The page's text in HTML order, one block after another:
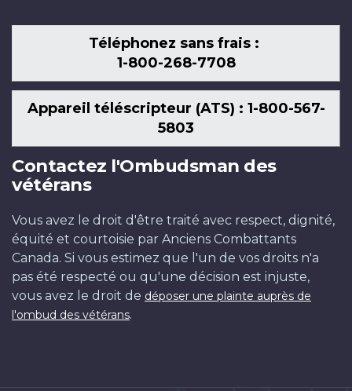
Téléphonez sans frais :
1-800-268-7708
Appareil téléscripteur (ATS) : 1-800-567-
5803
Contactez l'Ombudsman des
vétérans
Vous avez le droit d'être traité avec respect, dignité,
équité et courtoisie par Anciens Combattants
Canada. Si vous estimez que l'un de vos droits n'a
pas été respecté ou qu'une décision est injuste,
vous avez le droit de déposer une plainte auprès de
l'ombud des vétérans.